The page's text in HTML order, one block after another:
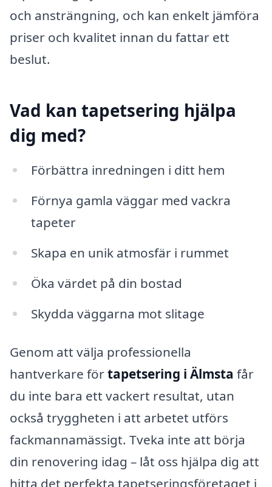
och ansträngning, och kan enkelt jämföra
priser och kvalitet innan du fattar ett
beslut.
Vad kan tapetsering hjälpa
dig med?
Förbättra inredningen i ditt hem
Förnya gamla väggar med vackra
tapeter
Skapa en unik atmosfär i rummet
Öka värdet på din bostad
Skydda väggarna mot slitage
Genom att välja professionella
hantverkare förtapetsering i Älmsta får
du inte bara ett vackert resultat, utan
också tryggheten i att arbetet utförs
fackmannamässigt. Tveka inte att börja
din renovering idag – låt oss hjälpa dig att